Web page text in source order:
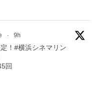
· 9h
！#横浜シネマリン
回